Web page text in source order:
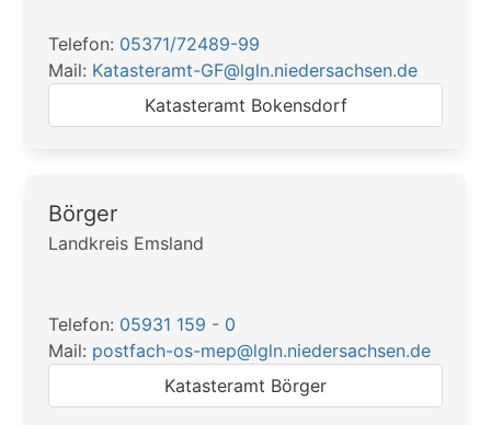
Telefon: 05371/72489-99
Mail: Katasteramt-GF@lgln.niedersachsen.de
Katasteramt Bokensdorf
Börger
Landkreis Emsland
Telefon: 05931 159 - 0
Mail: postfach-os-mep@lgln.niedersachsen.de
Katasteramt Börger